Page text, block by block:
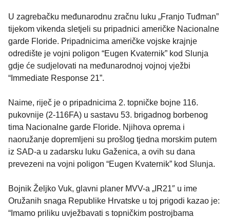
U zagrebačku međunarodnu zračnu luku „Franjo Tuđman”
tijekom vikenda sletjeli su pripadnici američke Nacionalne
garde Floride. Pripadnicima američke vojske krajnje
odredište je vojni poligon “Eugen Kvaternik” kod Slunja
gdje će sudjelovati na međunarodnoj vojnoj vježbi
“Immediate Response 21”.
Naime, riječ je o pripadnicima 2. topničke bojne 116.
pukovnije (2-116FA) u sastavu 53. brigadnog borbenog
tima Nacionalne garde Floride. Njihova oprema i
naoružanje dopremljeni su prošlog tjedna morskim putem
iz SAD-a u zadarsku luku Gaženica, a ovih su dana
prevezeni na vojni poligon “Eugen Kvaternik” kod Slunja.
Bojnik Željko Vuk, glavni planer MVV-a „IR21″ u ime
Oružanih snaga Republike Hrvatske u toj prigodi kazao je:
“Imamo priliku uvježbavati s topničkim postrojbama